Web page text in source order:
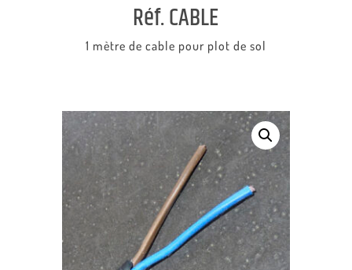
Réf. CABLE
1 mètre de cable pour plot de sol